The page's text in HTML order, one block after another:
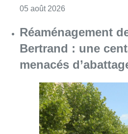
05 août 2026
Réaménagement
Bertrand : une
menacés